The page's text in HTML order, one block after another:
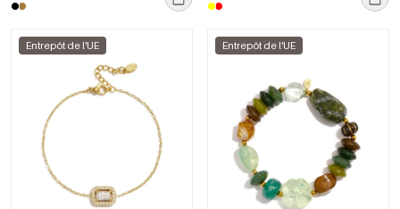
Entrepôt de l'UE Entrepôt de l'UE